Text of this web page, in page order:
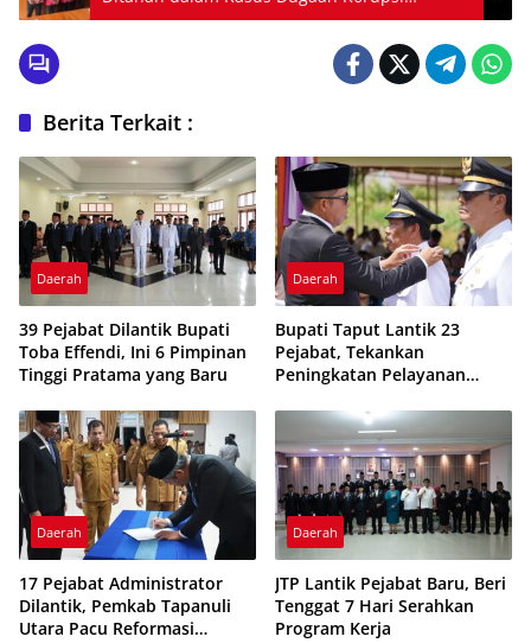
Pengadaan ISP
Berita Terkait :
Daerah
39 Pejabat Dilantik Bupati
Toba Effendi, Ini 6 Pimpinan
Tinggi Pratama yang Baru
Daerah
Bupati Taput Lantik 23
Pejabat, Tekankan
Peningkatan Pelayanan
Daerah
17 Pejabat Administrator
Dilantik, Pemkab Tapanuli
Utara Pacu Reformasi
Daerah
JTP Lantik Pejabat Baru, Beri
Tenggat 7 Hari Serahkan
Program Kerja